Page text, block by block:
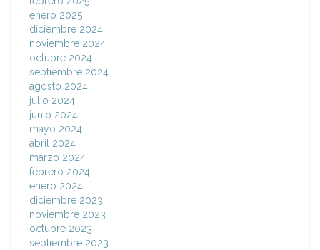
enero 2025
diciembre 2024
noviembre 2024
octubre 2024
septiembre 2024
agosto 2024
julio 2024
junio 2024
mayo 2024
abril 2024
marzo 2024
febrero 2024
enero 2024
diciembre 2023
noviembre 2023
octubre 2023
septiembre 2023